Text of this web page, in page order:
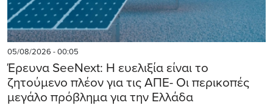
05/08/2026 - 00:05
Έρευνα SeeNext: Η ευελιξία είναι το
ζητούμενο πλέον για τις ΑΠΕ- Οι περικοπές
μεγάλο πρόβλημα για την Ελλάδα